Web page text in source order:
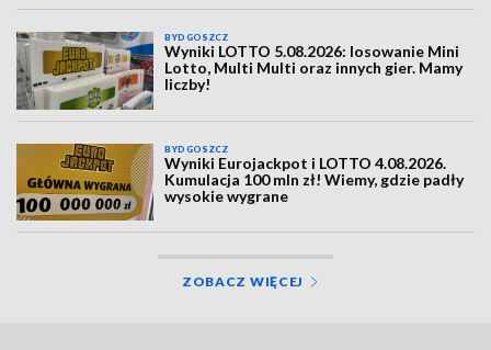
BYDGOSZCZ
Wyniki LOTTO 5.08.2026: losowanie Mini
Lotto, Multi Multi oraz innych gier. Mamy
liczby!
BYDGOSZCZ
Wyniki Eurojackpot i LOTTO 4.08.2026.
Kumulacja 100 mln zł! Wiemy, gdzie padły
wysokie wygrane
ZOBACZ WIĘCEJ